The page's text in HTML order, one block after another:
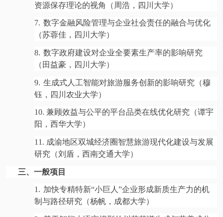
资源保存理论的视角（周浩，四川大学）
7. 数字金融风险管理与企业社会责任的融合与优化
（苏蓉佳，四川大学）
8. 数字政府建设对企业全要素生产率的影响研究
（田益豪，四川大学）
9. 生成式人工智能对旅游服务创新的影响研究（穆
钰，四川农业大学）
10. 兼顾效益与公平的平台品类在线优化研究（谭宇
阳，西华大学）
11. 成渝地区双城经济圈智慧旅游现代化建设与发展
研究（刘盾，西南交通大学）
三、一般项目
1. 加快专精特新“小巨人”企业形成新质生产力的机
制与路径研究（杨帆，成都大学）